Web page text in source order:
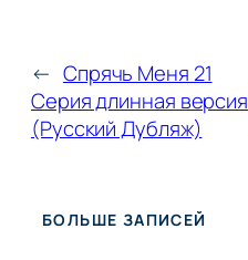
← Спрячь Меня 21
Серия длинная версия
(Русский Дубляж)
БОЛЬШЕ ЗАПИСЕЙ